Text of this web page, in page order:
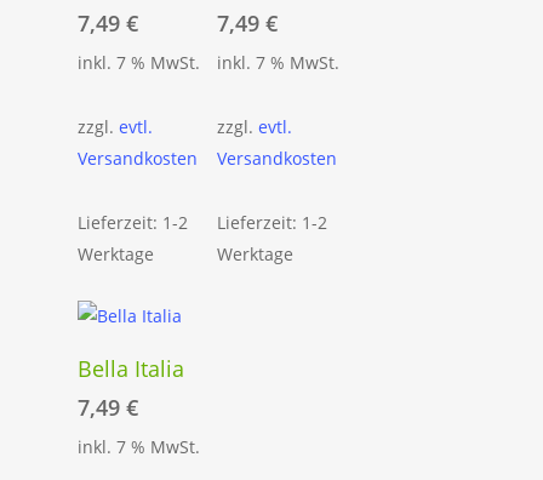
7,49 €
inkl. 7 % MwSt.
zzgl. evtl.
Versandkosten
Lieferzeit: 1-2
Werktage
7,49€
inkl. 7 % MwSt.
zzgl.evtl.
Versandkosten
Lieferzeit: 1-2
Werktage
In Den
Bella Italia
7,49 €
inkl. 7 % MwSt.